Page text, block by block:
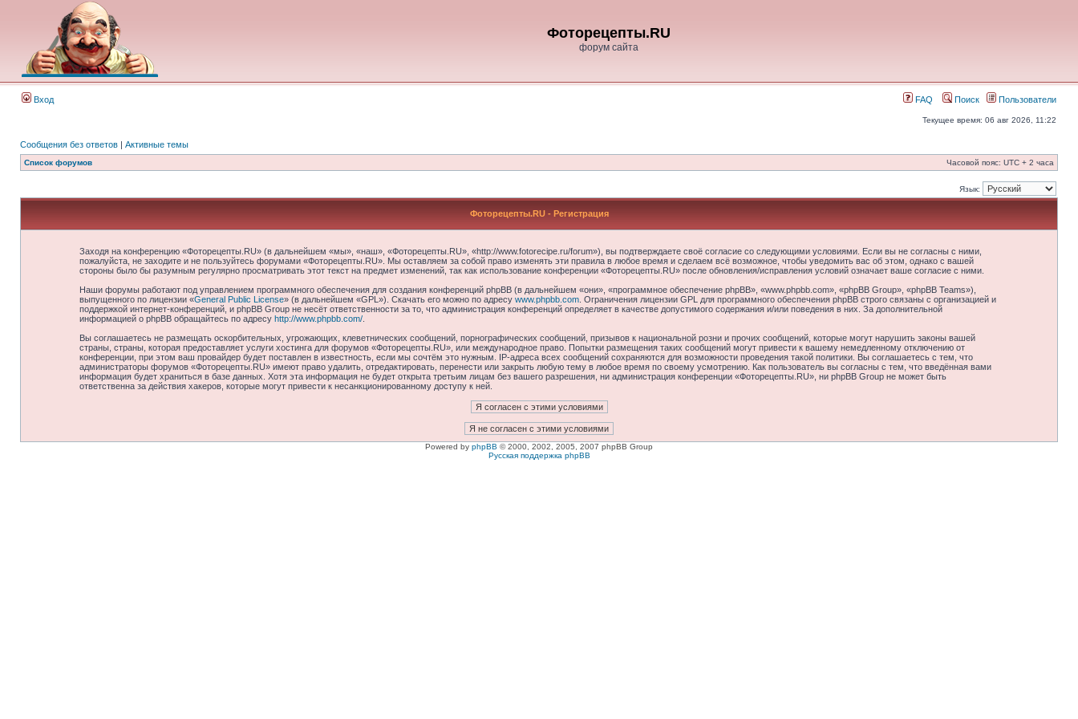
Фоторецепты.RU
форум сайта
Вход FAQ Поиск Пользователи
Текущее время: 06 авг 2026, 11:22
Сообщения без ответов | Активные темы
Список форумов Часовой пояс: UTC + 2 часа
Язык:
Фоторецепты.RU - Регистрация
Заходя на конференцию «Фоторецепты.RU» (в дальнейшем «мы», «наш», «Фоторецепты.RU», «http://www.fotorecipe.ru/forum»), вы подтверждаете своё согласие со следующими условиями. Если вы не согласны с ними,
пожалуйста, не заходите и не пользуйтесь форумами «Фоторецепты.RU». Мы оставляем за собой право изменять эти правила в любое время и сделаем всё возможное, чтобы уведомить вас об этом, однако с вашей
стороны было бы разумным регулярно просматривать этот текст на предмет изменений, так как использование конференции «Фоторецепты.RU» после обновления/исправления условий означает ваше согласие с ними.
Наши форумы работают под управлением программного обеспечения для создания конференций phpBB (в дальнейшем «они», «программное обеспечение phpBB», «www.phpbb.com», «phpBB Group», «phpBB Teams»),
выпущенного по лицензии «General Public License» (в дальнейшем «GPL»). Скачать его можно по адресу www.phpbb.com. Ограничения лицензии GPL для программного обеспечения phpBB строго связаны с организацией и
поддержкой интернет-конференций, и phpBB Group не несёт ответственности за то, что администрация конференций определяет в качестве допустимого содержания и/или поведения в них. За дополнительной
информацией о phpBB обращайтесь по адресу http://www.phpbb.com/.
Вы соглашаетесь не размещать оскорбительных, угрожающих, клеветнических сообщений, порнографических сообщений, призывов к национальной розни и прочих сообщений, которые могут нарушить законы вашей
страны, страны, которая предоставляет услуги хостинга для форумов «Фоторецепты.RU», или международное право. Попытки размещения таких сообщений могут привести к вашему немедленному отключению от
конференции, при этом ваш провайдер будет поставлен в известность, если мы сочтём это нужным. IP-адреса всех сообщений сохраняются для возможности проведения такой политики. Вы соглашаетесь с тем, что
администраторы форумов «Фоторецепты.RU» имеют право удалить, отредактировать, перенести или закрыть любую тему в любое время по своему усмотрению. Как пользователь вы согласны с тем, что введённая вами
информация будет храниться в базе данных. Хотя эта информация не будет открыта третьим лицам без вашего разрешения, ни администрация конференции «Фоторецепты.RU», ни phpBB Group не может быть
ответственна за действия хакеров, которые могут привести к несанкционированному доступу к ней.
Powered by phpBB © 2000, 2002, 2005, 2007 phpBB Group
Русская поддержка phpBB